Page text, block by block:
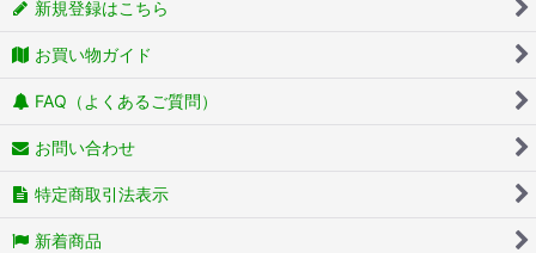
新規登録はこちら
お買い物ガイド
FAQ（よくあるご質問）
お問い合わせ
特定商取引法表示
新着商品